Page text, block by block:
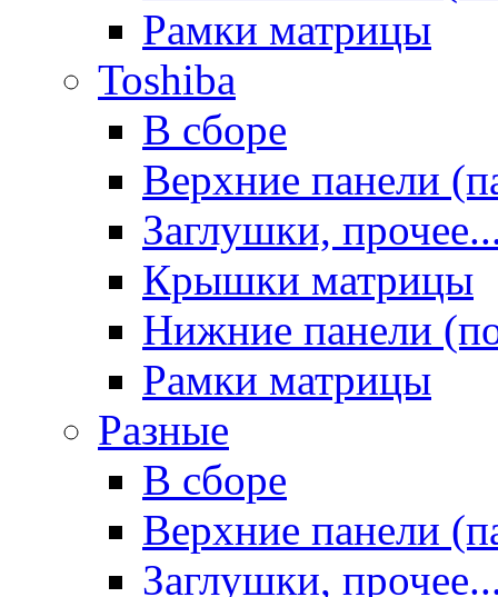
Рамки матрицы
Toshiba
В сборе
Верхние панели
Заглушки,
Крышки матрицы
Нижние панели
Рамки матрицы
Разные
В сборе
Верхние панели
Заглушки,